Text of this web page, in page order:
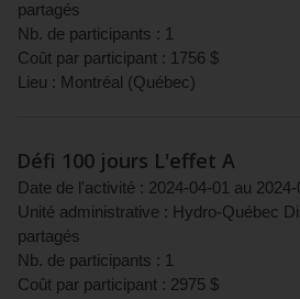
partagés
Nb. de participants : 1
Coût par participant : 1756 $
Lieu : Montréal (Québec)
Défi 100 jours L'effet A
Date de l'activité : 2024-04-01 au
Unité administrative : Hydro-Québec
partagés
Nb. de participants : 1
Coût par participant : 2975 $